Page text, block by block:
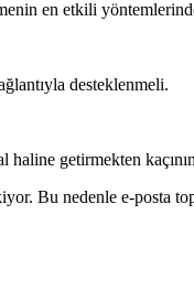
en etkili
desteklenmeli.
getirmekten
Bu nedenle e-posta